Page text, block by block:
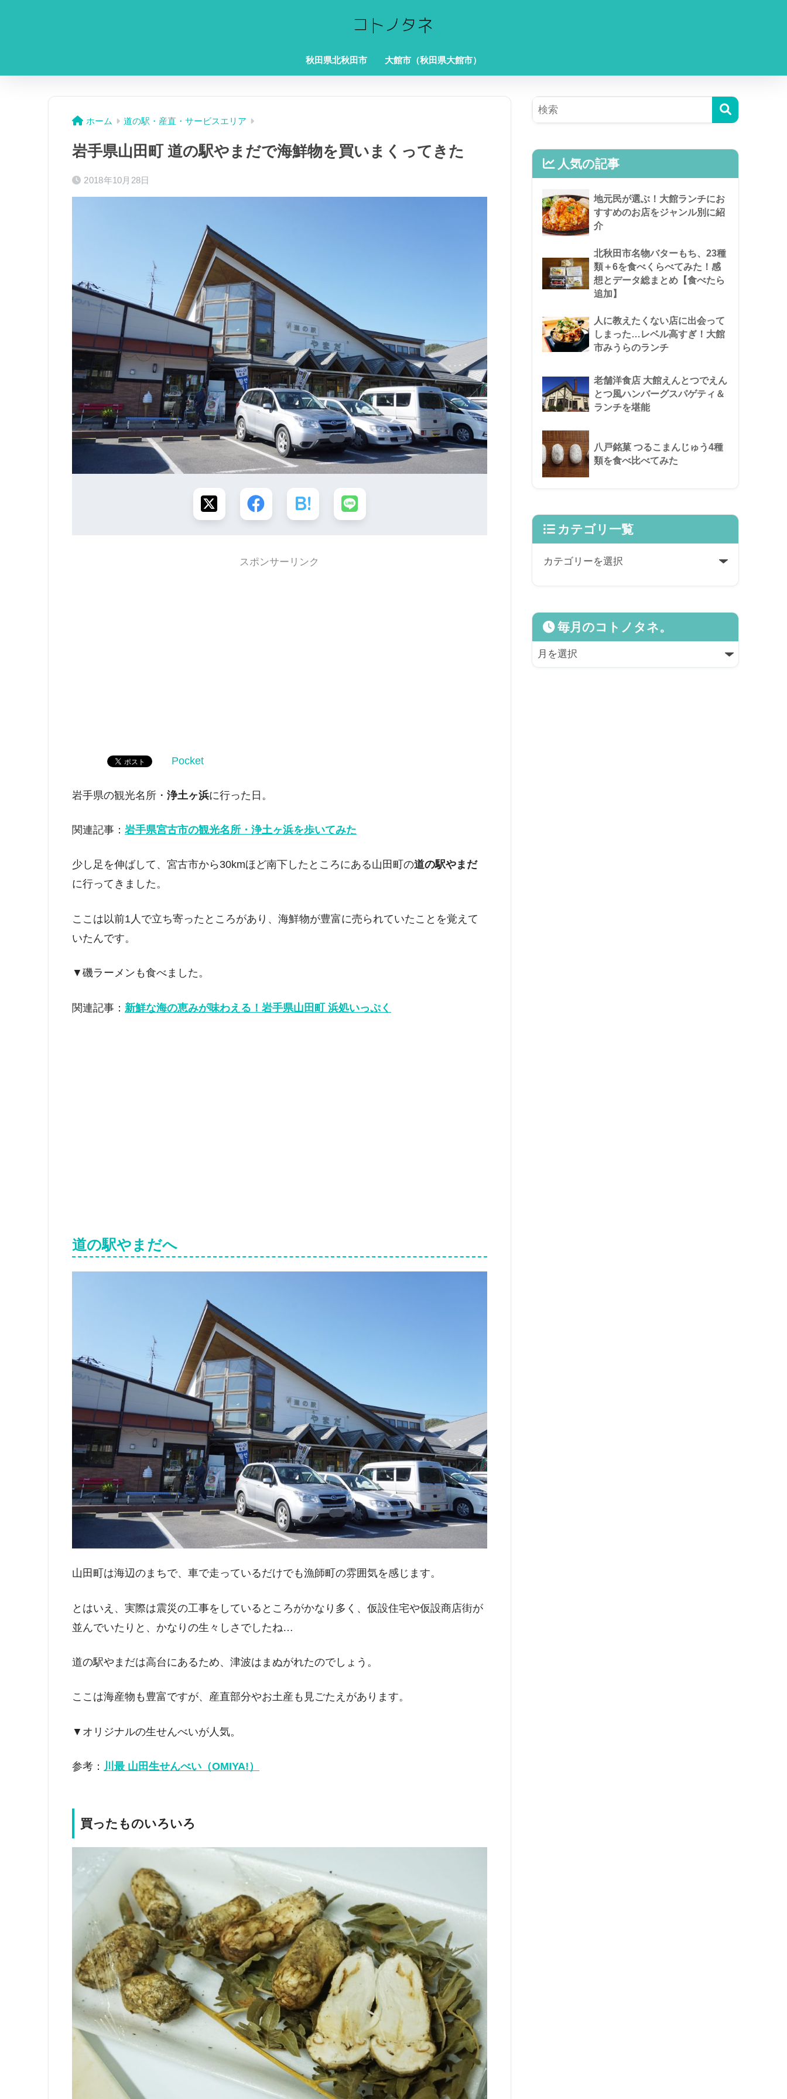
秋田県北秋田市 大館市（秋田県大館市）
ホーム 道の駅・産直・サービスエリア
岩手県山田町 道の駅やまだで海鮮物を買いまくってきた
2018年10月28日
スポンサーリンク
Pocket
岩手県の観光名所・ 浄土ヶ浜に行った日。
関連記事： 岩手県宮古市の観光名所・浄土ヶ浜を歩いてみた
少し足を伸ばして、宮古市から30kmほど南下したところにある山田町の道の駅やまだ
に行ってきました。
ここは以前1人で立ち寄ったところがあり、海鮮物が豊富に売られていたことを覚えて
いたんです。
▼磯ラーメンも食べました。
関連記事： 新鮮な海の恵みが味わえる！岩手県山田町 浜処いっぷく
道の駅やまだへ
山田町は海辺のまちで、車で走っているだけでも漁師町の雰囲気を感じます。
とはいえ、実際は震災の工事をしているところがかなり多く、仮設住宅や仮設商店街が
並んでいたりと、かなりの生々しさでしたね…
道の駅やまだは高台にあるため、津波はまぬがれたのでしょう。
ここは海産物も豊富ですが、産直部分やお土産も見ごたえがあります。
▼オリジナルの生せんべいが人気。
参考： 川最 山田生せんべい（OMIYA!）
買ったものいろいろ
人気の記事
地元民が選ぶ！大館ランチにお
すすめのお店をジャンル別に紹
介
北秋田市名物バターもち、23種
類＋6を食べくらべてみた！感
想とデータ総まとめ【食べたら
追加】
人に教えたくない店に出会って
しまった…レベル高すぎ！大館
市みうらのランチ
老舗洋食店 大館えんとつでえん
とつ風ハンバーグスパゲティ＆
ランチを堪能
八戸銘菓 つるこまんじゅう4種
類を食べ比べてみた
カテゴリ一覧
毎月のコトノタネ。